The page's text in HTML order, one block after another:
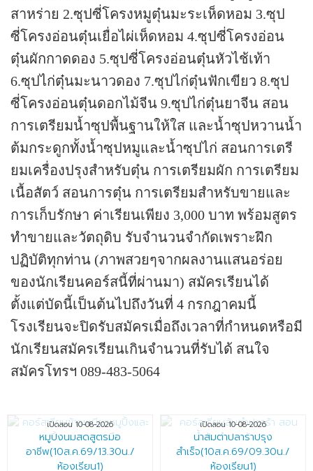
สาหร่าย 2.ซุปซี่โครงหมูตุ๋นมะระเห็ดหอม 3.ซุป
ซี่โครงอ่อนตุ๋นเยื่อไผ่เห็ดหอม 4.ซุปซี่โครงอ่อน
ตุ๋นผักกาดดอง 5.ซุปซี่โครงอ่อนตุ๋นหัวไช้เท้า
6.ซุปไก่ตุ๋นมะนาวดอง 7.ซุปไก่ตุ๋นฟักเขียว 8.ซุป
ซี่โครงอ่อนตุ๋นดอกไม้จีน 9.ซุปไก่ตุ๋นยาจีน สอน
การเตรียมน้ำซุปพื้นฐานให้ใส และน้ำซุปหวานน้ำ
ต้มกระดูกทั้งน้ำซุปหมูและน้ำซุปไก่ สอนการเตรี
ยมเครื่องปรุงสำหรับตุ๋น การเตรียมผัก การเตรียม
เนื้อสัตว์ สอนการตุ๋น การเตรียมสำหรับขายและ
การเก็บรักษา ค่าเรียนเพียง 3,000 บาท พร้อมสูตร
ทำขายและวัตถุดิบ รับจำนวนจำกัดเพราะฝึก
ปฏิบัติทุกท่าน (ภาพสวยๆจากผลงานแสนอร่อย
ของนักเรียนคอร์สนี้ที่ผ่านมา) สมัครเรียนได้
ตั้งแต่บัดนี้เป็นต้นไปถึงวันที่ 4 กรกฎาคมนี้
โรงเรียนจะปิดรับสมัครเมื่อถึงเวลาที่กำหนดหรือมี
นักเรียนสมัครเรียนเกินจำนวนที่รับได้ สนใจ
สมัครโทรฯ 089-483-5064
เปิดสอน 10-08-2026 เปิดสอน 10-08-2026